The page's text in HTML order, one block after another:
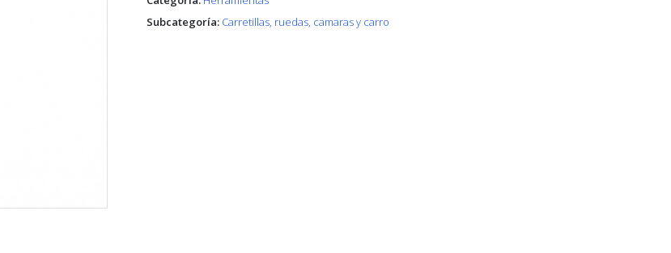
Subcategoría: Carretillas, ruedas, camaras y carro